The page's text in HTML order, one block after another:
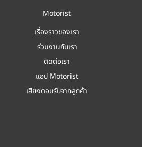
Motorist
เรื่องราวของเรา
ร่วมงานกับเรา
ติดต่อเรา
แอป Motorist
เสียงตอบรับจากลูกค้า